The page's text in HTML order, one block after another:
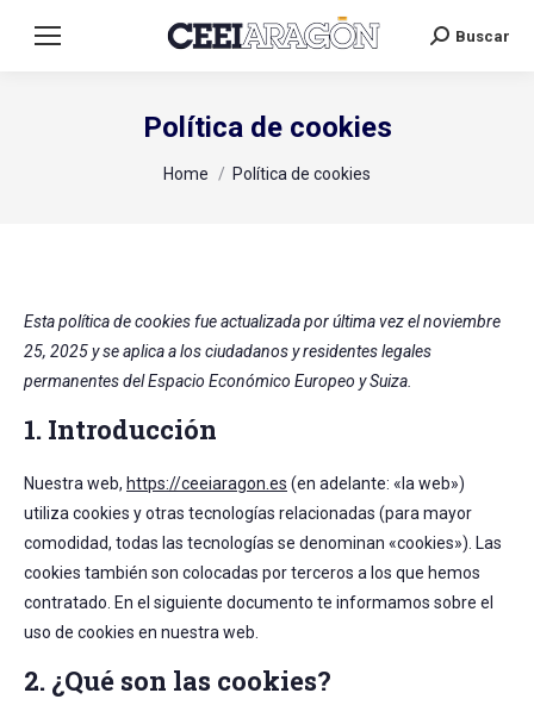
Search:
Buscar
Política de cookies
You are here:
Home Política de cookies
Esta política de cookies fue actualizada por última vez el noviembre
25, 2025 y se aplica a los ciudadanos y residentes legales
permanentes del Espacio Económico Europeo y Suiza.
1. Introducción
Nuestra web, https://ceeiaragon.es (en adelante: «la web»)
utiliza cookies y otras tecnologías relacionadas (para mayor
comodidad, todas las tecnologías se denominan «cookies»). Las
cookies también son colocadas por terceros a los que hemos
contratado. En el siguiente documento te informamos sobre el
uso de cookies en nuestra web.
2. ¿Qué son las cookies?